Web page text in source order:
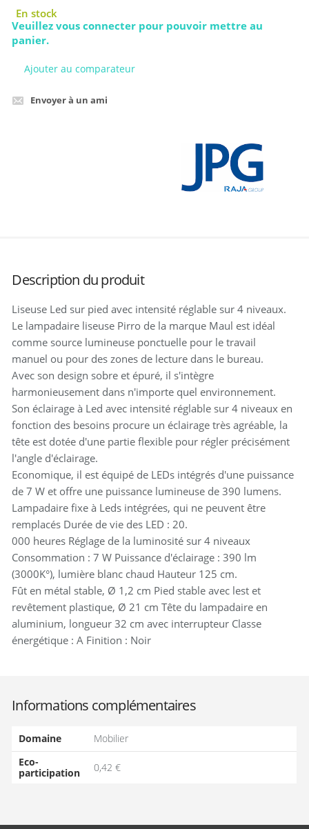
Veuillez vous connecter pour pouvoir mettre au
panier.
Ajouter au comparateur
Envoyer à un ami
Description du produit
Liseuse Led sur pied avec intensité réglable sur 4 niveaux.
Le lampadaire liseuse Pirro de la marque Maul est idéal
comme source lumineuse ponctuelle pour le travail
manuel ou pour des zones de lecture dans le bureau.
Avec son design sobre et épuré, il s'intègre
harmonieusement dans n'importe quel environnement.
Son éclairage à Led avec intensité réglable sur 4 niveaux en
fonction des besoins procure un éclairage très agréable, la
tête est dotée d'une partie flexible pour régler précisément
l'angle d'éclairage.
Economique, il est équipé de LEDs intégrés d'une puissance
de 7 W et offre une puissance lumineuse de 390 lumens.
Lampadaire fixe à Leds intégrées, qui ne peuvent être
remplacés Durée de vie des LED : 20.
000 heures Réglage de la luminosité sur 4 niveaux
Consommation : 7 W Puissance d'éclairage : 390 lm
(3000K°), lumière blanc chaud Hauteur 125 cm.
Fût en métal stable, Ø 1,2 cm Pied stable avec lest et
revêtement plastique, Ø 21 cm Tête du lampadaire en
aluminium, longueur 32 cm avec interrupteur Classe
énergétique : A Finition : Noir
Informations complémentaires
Domaine
Mobilier
Eco-
participation
0,42 €